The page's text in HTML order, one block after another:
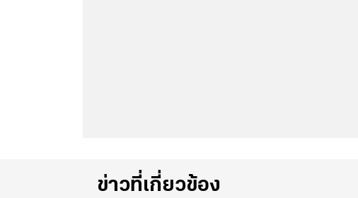
ข่าวที่เกี่ยวข้อง